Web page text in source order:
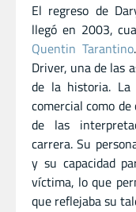
El regreso de
llegó en 2003,
Quentin Tarantino
Driver, una de las
de la historia.
comercial como
de las
carrera. Su
y su capacidad
víctima, lo que
que reflejaba su